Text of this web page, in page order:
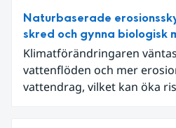
Naturbaserade
skred och gynna biologisk
Klimatförändringaren
vattenflöden och mer
vattendrag, vilket kan öka